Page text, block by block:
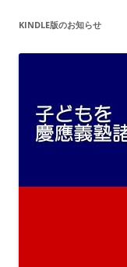
KINDLE版のお知らせ